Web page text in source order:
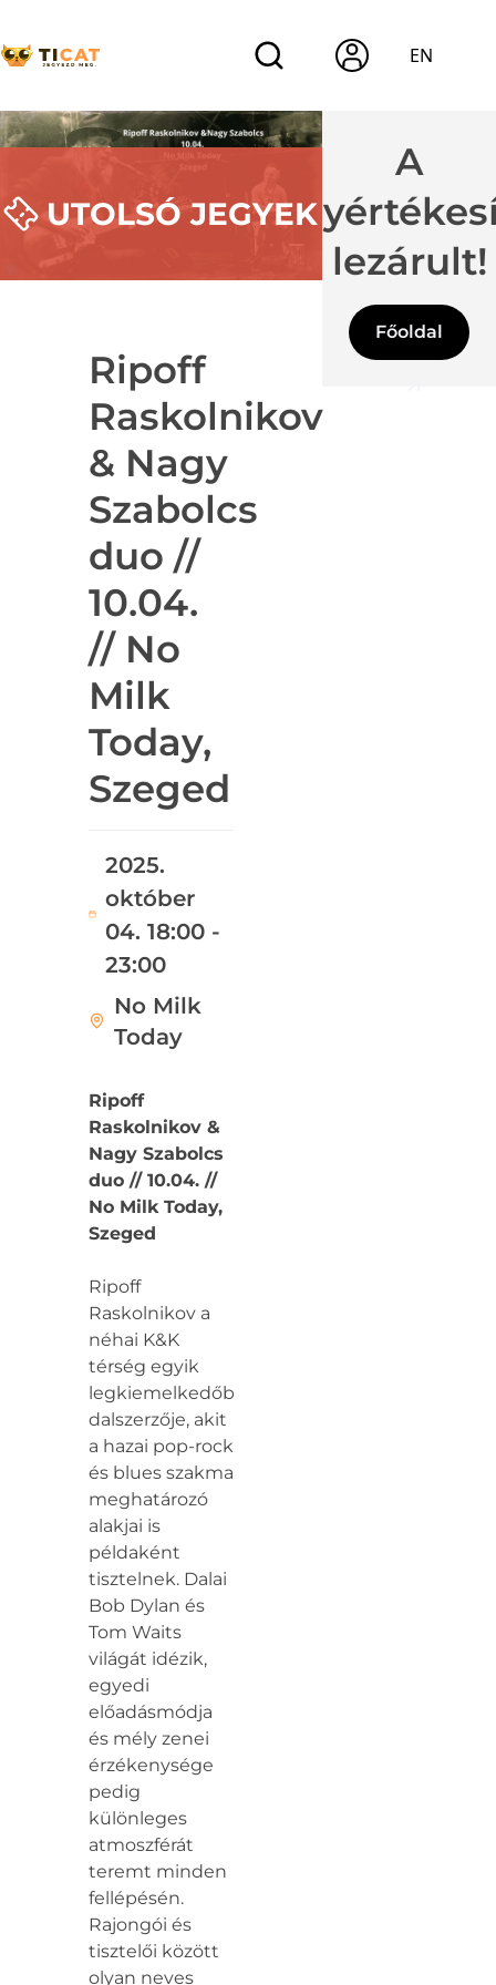
EN
UTOLSÓ JEGYEK
Ripoff
Raskolnikov
& Nagy
Szabolcs
duo //
10.04.
// No
Milk
Today,
Szeged
2025.
október
04. 18:00 -
23:00
No Milk
Today
A
lezárult!
Főoldal
Ripoff
Raskolnikov &
Nagy Szabolcs
duo // 10.04. //
No Milk Today,
Szeged
Ripoff
Raskolnikov a
néhai K&K
térség egyik
legkiemelkedőbb
dalszerzője, akit
a hazai pop-rock
és blues szakma
meghatározó
alakjai is
példaként
tisztelnek. Dalai
Bob Dylan és
Tom Waits
világát idézik,
egyedi
előadásmódja
és mély zenei
érzékenysége
pedig
különleges
atmoszférát
teremt minden
fellépésén.
Rajongói és
tisztelői között
olyan neves